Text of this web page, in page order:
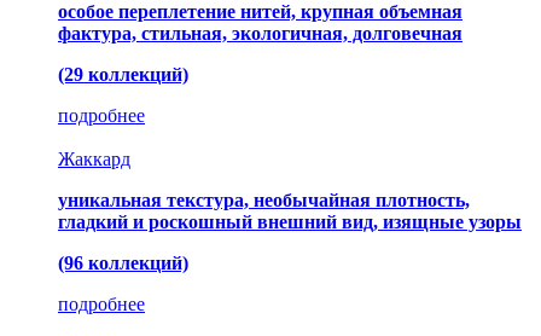
особое переплетение нитей, крупная объемная
фактура, стильная, экологичная, долговечная
(29 коллекций)
подробнее
Жаккард
уникальная текстура, необычайная плотность,
гладкий и роскошный внешний вид, изящные узоры
(96 коллекций)
подробнее